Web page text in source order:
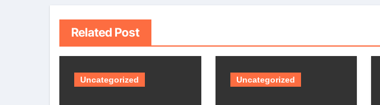
Related Post
Uncategorized Uncategorized